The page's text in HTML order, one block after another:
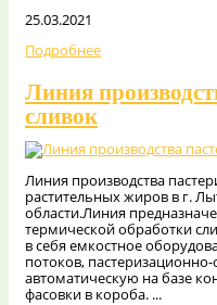
25.03.2021
Подробнее
Линия
сливок
Линия производства
растительных жиров в г.
области.Линия
термической обработки
в себя емкостное
потоков,
автоматическую на базе
фасовки в короба. ...